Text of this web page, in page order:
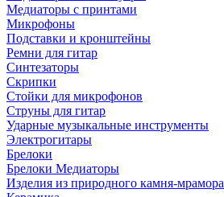
Медиаторы с принтами
Микрофоны
Подставки и кронштейны
Ремни для гитар
Синтезаторы
Скрипки
Стойки для микрофонов
Струны для гитар
Ударные музыкальные инструменты
Электрогитары
Брелоки
Брелоки Медиаторы
Изделия из природного камня-мрамора